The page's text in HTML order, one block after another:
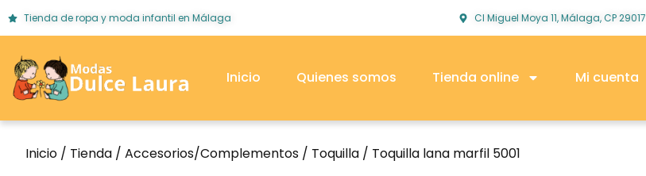
Tienda de ropa y moda infantil en Málaga Cl Miguel Moya 11, Málaga, CP 29017
Inicio Quienes somos Tienda online Mi cuenta
Inicio / Tienda / Accesorios/Complementos / Toquilla / Toquilla lana marfil 5001